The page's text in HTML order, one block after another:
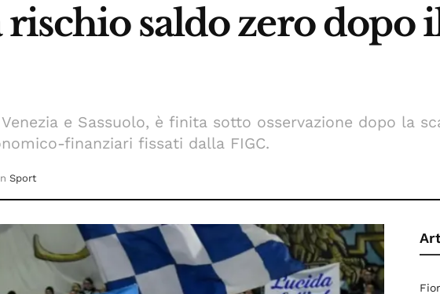
rischio saldo zero dopo
e Sassuolo, è finita sotto osservazione dopo la
finanziari fissati dalla FIGC.
Sport